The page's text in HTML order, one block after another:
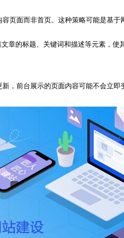
页面而非首页。这种策略可能是基
章的标题、关键词和描述等元素，
，前台展示的页面内容可能不会立